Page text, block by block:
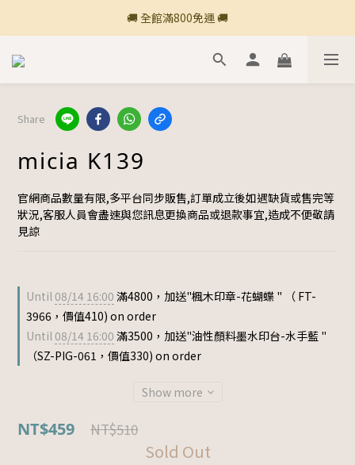
🚚 全館滿800免運 🚚
🚚 全館滿800免運 🚚
🍎 點三條橫線登入會員享購物點數回饋🍎
🚚 全館滿800免運 🚚
Share
micia K139
官網商品數量有限,多平台同步販售,訂單成立後如遇缺貨或售完等
狀況,客服人員會盡速與您訊息更換商品或退款事宜,造成不便敬請
見諒
Until 08/14 16:00 滿4800，加送"楓木印章-花蝴蝶 " （ FT-
3966，價值410) on order
Until 08/14 16:00 滿3500，加送"油性顏料墨水印台-水手藍 "
（SZ-PIG-061，價值330) on order
Show more
NT$459 NT$510
Sold Out